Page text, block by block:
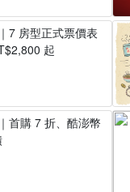
7 房型正式票價表
起
首購 7 折、酷澎幣